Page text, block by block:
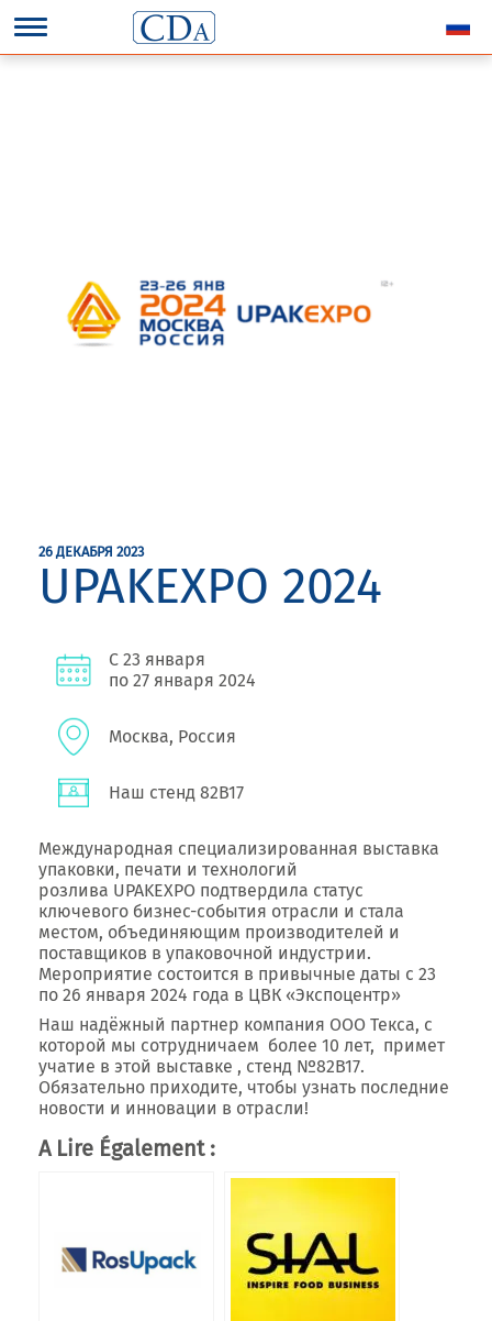
26 ДЕКАБРЯ 2023
UPAKEXPO 2024
С 23 января
по 27 января 2024
Москва, Россия
Наш стенд 82B17
Международная специализированная выставка
упаковки, печати и технологий
розлива UPAKEXPO подтвердила статус
ключевого бизнес-события отрасли и стала
местом, объединяющим производителей и
поставщиков в упаковочной индустрии.
Мероприятие состоится в привычные даты с 23
по 26 января 2024 года в ЦВК «Экспоцентр»
Наш надёжный партнер компания ООО Текса, с
которой мы сотрудничаем более 10 лет, примет
учатие в этой выставке , стенд №82В17.
Обязательно приходите, чтобы узнать последние
новости и инновации в отрасли!
A Lire Également :